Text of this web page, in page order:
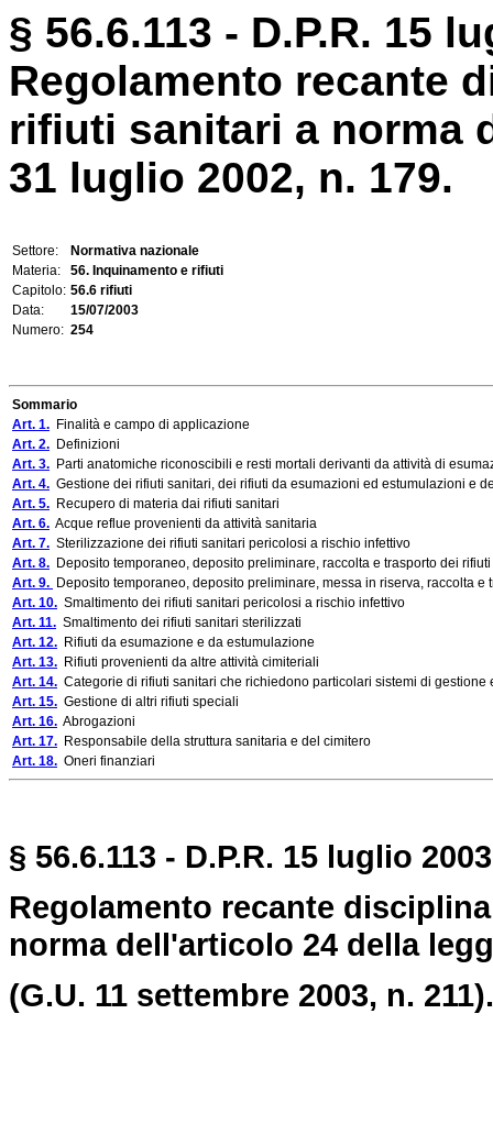
§ 56.6.113 - D.P.R. 15
Regolamento recante
rifiuti sanitari a norma
31 luglio 2002, n. 179.
Settore:
Normativa nazionale
Materia:
56. Inquinamento e rifiuti
Capitolo: 56.6 rifiuti
Data:
15/07/2003
Numero: 254
Sommario
Art. 1. Finalità e campo di applicazione
Art. 2. Definizioni
Art. 3. Parti anatomiche riconoscibili e resti mortali derivanti da attività di
Art. 4. Gestione dei rifiuti sanitari, dei rifiuti da esumazioni ed estumulazioni e
Art. 5. Recupero di materia dai rifiuti sanitari
Art. 6. Acque reflue provenienti da attività sanitaria
Art. 7. Sterilizzazione dei rifiuti sanitari pericolosi a rischio infettivo
Art. 8. Deposito temporaneo, deposito preliminare, raccolta e trasporto dei
Art. 9. Deposito temporaneo, deposito preliminare, messa in riserva, raccolta e
Art. 10. Smaltimento dei rifiuti sanitari pericolosi a rischio infettivo
Art. 11. Smaltimento dei rifiuti sanitari sterilizzati
Art. 12. Rifiuti da esumazione e da estumulazione
Art. 13. Rifiuti provenienti da altre attività cimiteriali
Art. 14. Categorie di rifiuti sanitari che richiedono particolari sistemi di gestione
Art. 15. Gestione di altri rifiuti speciali
Art. 16. Abrogazioni
Art. 17. Responsabile della struttura sanitaria e del cimitero
Art. 18. Oneri finanziari
§ 56.6.113 - D.P.R. 15 luglio
Regolamento recante
norma dell'articolo 24 della
(G.U. 11 settembre 2003, n. 211).